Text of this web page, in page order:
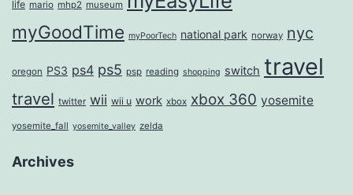
life mario mhp2 museum
myGoodTime myPoorTech national park norway nyc
oregon PS3 ps4 ps5 psp reading shopping switch travel
travel twitter wii wii u work xbox xbox 360 yosemite
yosemite_fall yosemite_valley zelda
Archives